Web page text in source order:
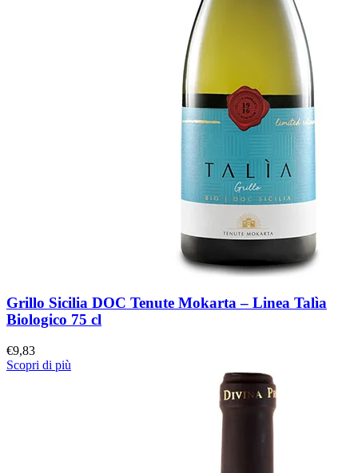
Grillo Sicilia DOC Tenute Mokarta – Linea Talìa
Biologico 75 cl
€9,83
Scopri di più